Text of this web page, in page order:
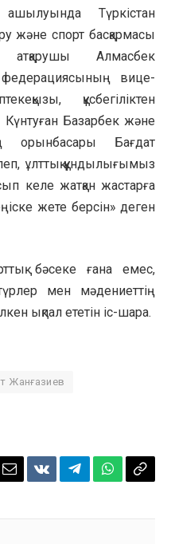
Түркістан
спорт басқармасы
Алмасбек
федерациясының вице-
құсбегіліктен
Базарбек және
орынбасары Бағдат
ұлттық құндылығымыз
келе жатқан жастарға
жете берсін» деген
бәсеке ғана емес,
мен мәдениеттің
ықпал ететін іс-шара.
Жанғазиев
EmailVKontakte
TelegramWhatsApp
Copy